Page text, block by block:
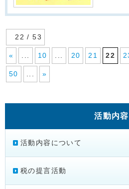
22 / 53
« 10 20 21 22
50 »
活動内容
活動内容について
税の提言活動